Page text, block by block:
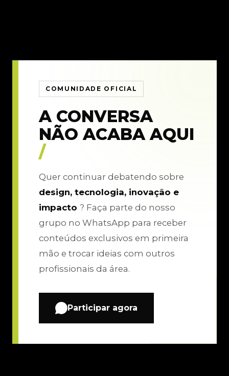
COMUNIDADE OFICIAL
A CONVERSA
NÃO ACABA AQUI
/
Quer continuar debatendo sobre
design, tecnologia, inovação e
impacto ? Faça parte do nosso
grupo no WhatsApp para receber
conteúdos exclusivos em primeira
mão e trocar ideias com outros
profissionais da área.
Participar agora